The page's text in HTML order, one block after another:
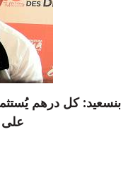
على